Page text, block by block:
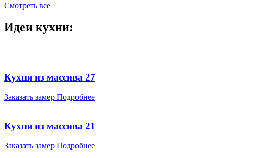
Смотреть все
Идеи кухни:
Кухня из массива 27
Заказать замер Подробнее
Кухня из массива 21
Заказать замер Подробнее